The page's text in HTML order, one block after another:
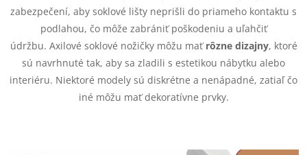
y
zabezpečení, aby soklové lišty neprišli do priameho kontaktu s
podlahou, čo môže zabrániť poškodeniu a uľahčiť
údržbu. Axilové soklové nožičky môžu maťrôzne dizajny, ktoré
sú navrhnuté tak, aby sa zladili s estetikou nábytku alebo
interiéru. Niektoré modely sú diskrétne a nenápadné, zatiaľ čo
iné môžu mať dekoratívne prvky.